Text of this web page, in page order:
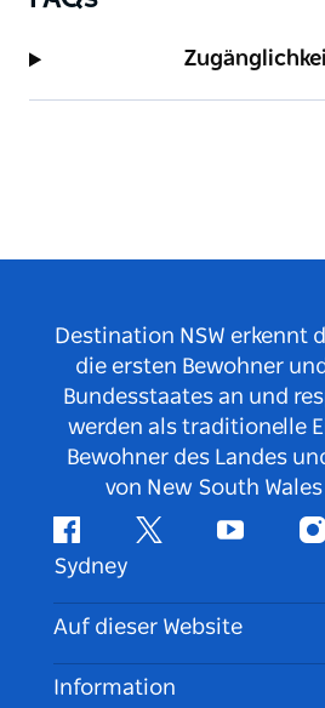
Destination NSW erkennt
die ersten Bewohner
Bundesstaates an und
werden als traditionelle
Bewohner des Landes
von New South
FacebookTwitter YouTube
Sydney
Kontaktieren Sie uns
Haftungsausschluss
Auf dieser Website
Reiseziele
Information